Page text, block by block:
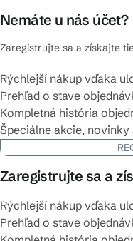
Nemáte u nás účet?
Zaregistrujte sa a získajte
Rýchlejší nákup vďaka
Prehľad o stave
Kompletná história
Špeciálne akcie,
Zaregistrujte sa a
Rýchlejší nákup vďaka
Prehľad o stave